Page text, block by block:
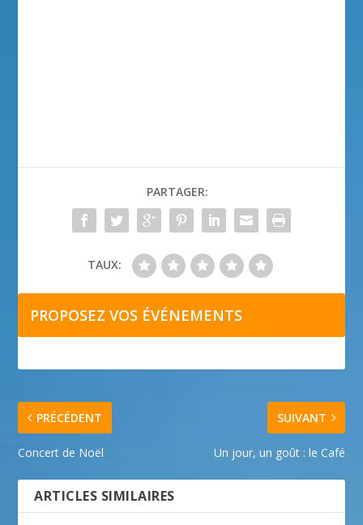
PARTAGER:
TAUX:
PROPOSEZ VOS ÉVÉNEMENTS
PRÉCÉDENT
Concert de Noël
SUIVANT
Un jour, un goût : le Café
ARTICLES SIMILAIRES